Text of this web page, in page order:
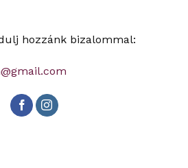
hozzánk bizalommal: